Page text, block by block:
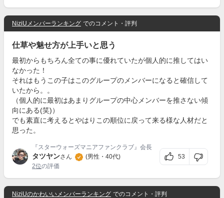
NiziUメンバーランキング でのコメント・評判
仕草や魅せ方が上手いと思う
最初からもちろん全ての事に優れていたが個人的に推してはい
なかった！
それはもうこの子はこのグループのメンバーになると確信して
いたから。。
（個人的に最初はあまりグループの中心メンバーを推さない傾
向にある(笑)）
でも素直に考えるとやはりこの順位に戻って来る様な人材だと
思った。
『スターウォーズマニアファンクラブ』会長
タツヤンさん
(男性・40代)
2位の評価
53
NiziUのかわいいメンバーランキング でのコメント・評判